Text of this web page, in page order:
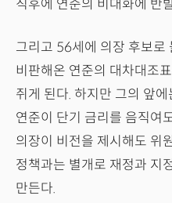
직후에 연준의 비대화에 반
그리고 56세에 의장 후보로
비판해온 연준의 대차대조
쥐게 된다. 하지만 그의 앞
연준이 단기 금리를 음직여
의장이 비전을 제시해도 위
정책과는 별개로 재정과 지
만든다.